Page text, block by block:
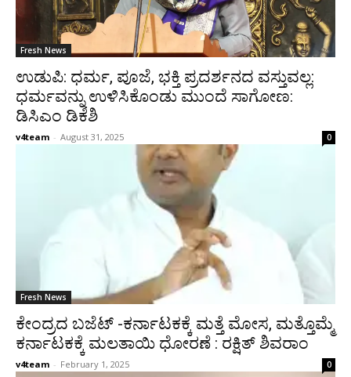
Fresh News
ಉಡುಪಿ: ಧರ್ಮ, ಪೂಜೆ, ಭಕ್ತಿ ಪ್ರದರ್ಶನದ ವಸ್ತುವಲ್ಲ:
ಧರ್ಮವನ್ನು ಉಳಿಸಿಕೊಂಡು ಮುಂದೆ ಸಾಗೋಣ:
ಡಿಸಿಎಂ ಡಿಕೆಶಿ
v4team - August 31, 2025 0
Fresh News
ಕೇಂದ್ರದ ಬಜೆಟ್ -ಕರ್ನಾಟಕಕ್ಕೆ ಮತ್ತೆ ಮೋಸ, ಮತ್ತೊಮ್ಮೆ
ಕರ್ನಾಟಕಕ್ಕೆ ಮಲತಾಯಿ ಧೋರಣೆ : ರಕ್ಷಿತ್ ಶಿವರಾಂ
v4team - February 1, 2025 0